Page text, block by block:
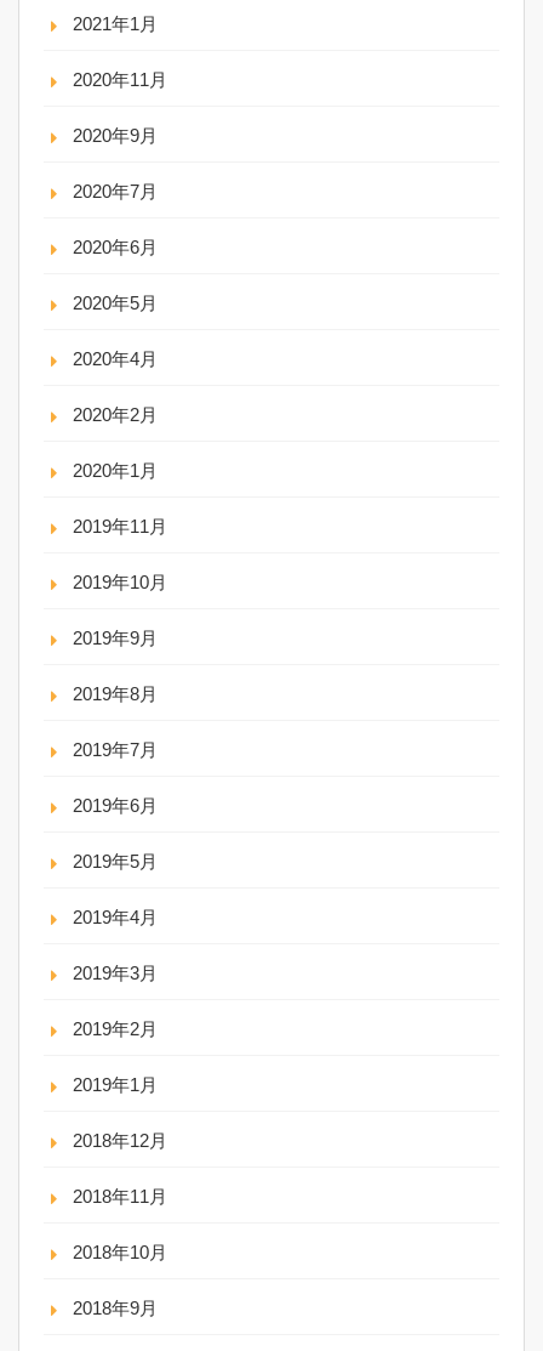
2021年1月
2020年11月
2020年9月
2020年7月
2020年6月
2020年5月
2020年4月
2020年2月
2020年1月
2019年11月
2019年10月
2019年9月
2019年8月
2019年7月
2019年6月
2019年5月
2019年4月
2019年3月
2019年2月
2019年1月
2018年12月
2018年11月
2018年10月
2018年9月